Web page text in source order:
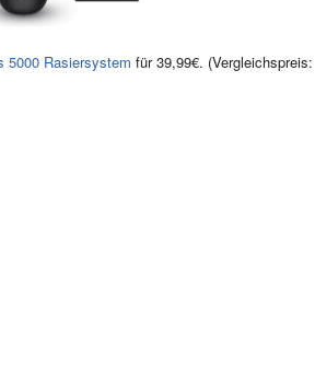
5000 Rasiersystem für 39,99€. (Vergleichspreis: